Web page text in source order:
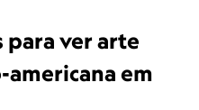
ver arte
em